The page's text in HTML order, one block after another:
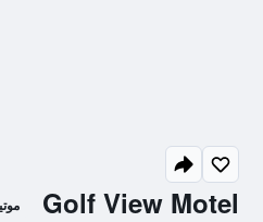
Golf View Motel